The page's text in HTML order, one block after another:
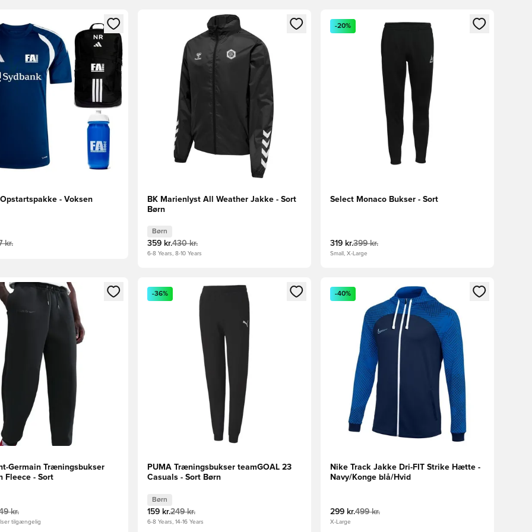
til at logge ind eller tilmelde dig som medlem
- Voksen
kr.
Åbner en Modal til at logge ind eller tilmelde dig som medlem
BK Marienlyst All Weather Jakke - Sort
Børn
Børn
359 kr.430 kr.
6-8 Years, 8-10 Years
Åbner en Modal til at logge ind eller tilmelde dig
-20%
Select Monaco Bukser - Sort
319 kr.399 kr.
Small, X-Large
til at logge ind eller tilmelde dig som medlem
Germain Træningsbukser
Fleece - Sort
kr.
tilgængelig
Åbner en Modal til at logge ind eller tilmelde dig som medlem
-36%
PUMA Træningsbukser teamGOAL 23
Casuals - Sort Børn
Børn
159 kr.249 kr.
6-8 Years, 14-16 Years
Åbner en Modal til at logge ind eller tilmelde dig
-40%
Nike Track Jakke Dri-FIT Strike Hætte -
Navy/Konge blå/Hvid
299 kr.499 kr.
X-Large